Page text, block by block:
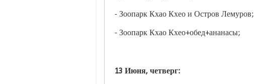
- Зоопарк Кхао Кхео и Остров Лемуров;
- Зоопарк Кхао Кхео+обед+ананасы;
13 Июня, четверг: